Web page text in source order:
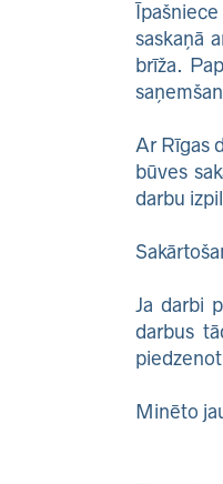
saskaņā
brīža.
Ar Rīgas
būves
darbu
Ja darbi
darbus
Minēto